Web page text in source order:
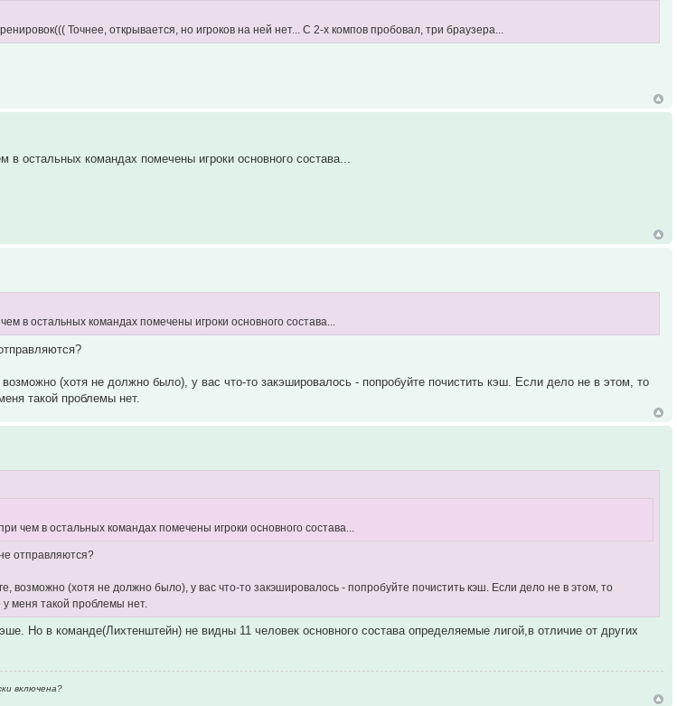
Точнее, открывается, но игроков на ней нет... С 2-х компов пробовал, три браузера...
в остальных командах помечены игроки основного состава...
в остальных командах помечены игроки основного состава...
(хотя не должно было), у вас что-то закэшировалось - попробуйте почистить кэш. Если дело не в этом, то
такой проблемы нет.
чем в остальных командах помечены игроки основного состава...
отправляются?
возможно (хотя не должно было), у вас что-то закэшировалось - попробуйте почистить кэш. Если дело не в этом, то
меня такой проблемы нет.
Но в команде(Лихтенштейн) не видны 11 человек основного состава определяемые лигой,в отличие от других
включена?